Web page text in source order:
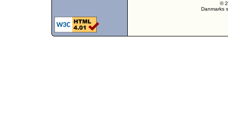
©
Danmarks